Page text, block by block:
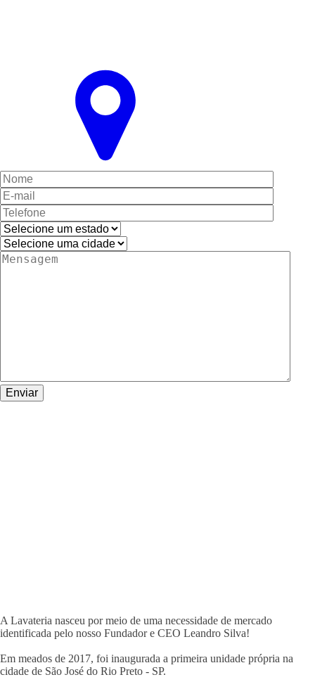
A Lavateria nasceu por meio de uma necessidade de mercado
identificada pelo nosso Fundador e CEO Leandro Silva!
Em meados de 2017, foi inaugurada a primeira unidade própria na
cidade de São José do Rio Preto - SP.